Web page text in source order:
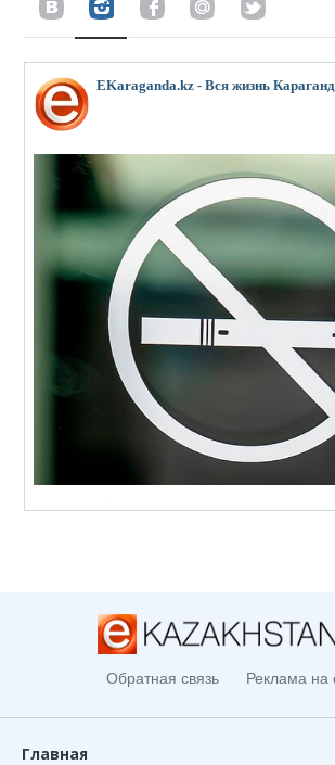
EKaraganda.kz - Вся жизнь
Обратная связь Реклама на
Главная